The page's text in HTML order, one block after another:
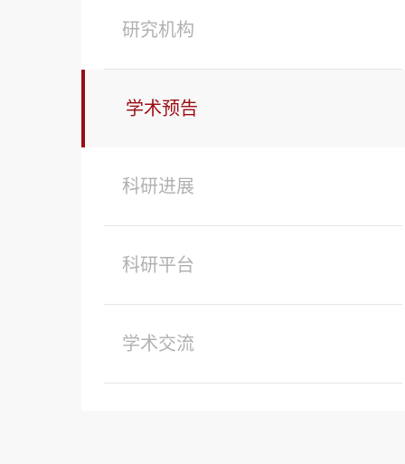
研究机构
学术预告
科研进展
科研平台
学术交流